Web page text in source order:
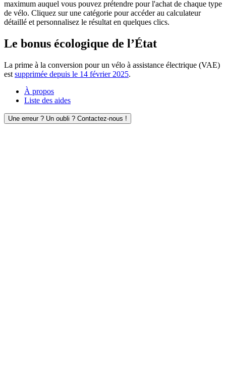
maximum auquel vous pouvez prétendre pour l'achat de chaque type
de vélo. Cliquez sur une catégorie pour accéder au calculateur
détaillé et personnalisez le résultat en quelques clics.
Le bonus écologique de l’État
La prime à la conversion pour un vélo à assistance électrique (VAE)
est supprimée depuis le 14 février 2025.
À propos
Liste des aides
Une erreur ? Un oubli ? Contactez-nous !